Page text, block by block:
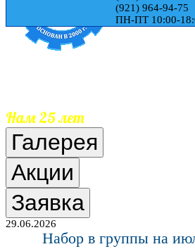
Нам 25 лет
(921) 964-94-75
ПН-ПТ 10:00-
Галерея
Акции
Заявка
29.06.2026
Набор в группы на